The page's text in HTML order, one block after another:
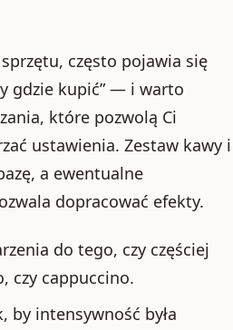
często pojawia się
gdzie kupić” — i warto
które pozwolą Ci
ustawienia. Zestaw kawy i
a ewentualne
dopracować efekty.
do tego, czy częściej
czy cappuccino.
by intensywność była